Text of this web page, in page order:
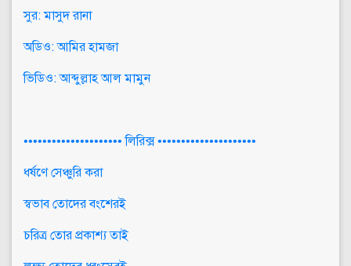
সুর: মাসুদ রানা
অডিও: আমির হামজা
ভিডিও: আব্দুল্লাহ আল মামুন
••••••••••••••••••••• লিরিক্স •••••••••••••••••••••
ধর্ষণে সেঞ্চুরি করা
স্বভাব তোদের বংশেরই
চরিত্র তোর প্রকাশ্য তাই